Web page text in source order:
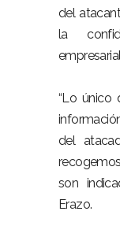
del
la
“Lo único
del
son
Erazo.